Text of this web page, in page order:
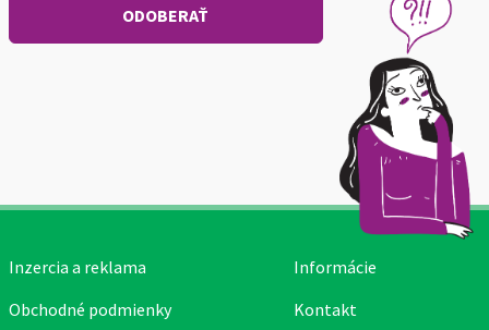
Inzercia a reklama
Obchodné podmienky
Informácie
Kontakt